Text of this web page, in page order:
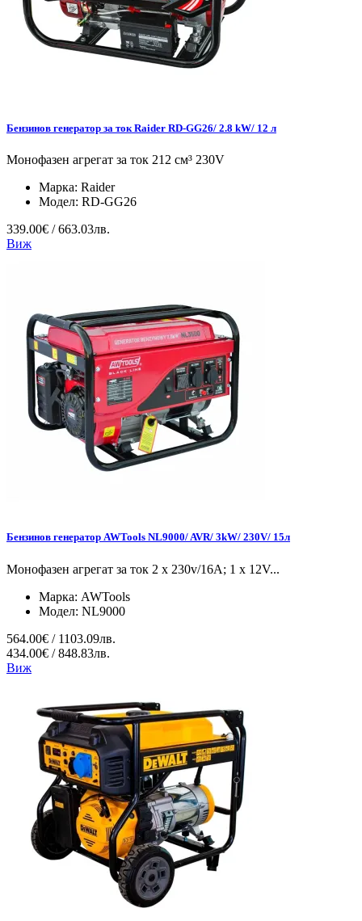
Бензинов генератор за ток Raider RD-GG26/ 2.8 kW/ 12 л
Монофазен агрегат за ток 212 см³ 230V
Марка: Raider
Модел: RD-GG26
339.00€ / 663.03лв.
Виж
Бензинов генератор AWTools NL9000/ AVR/ 3kW/ 230V/ 15л
Монофазен агрегат за ток 2 x 230v/16A; 1 x 12V...
Марка: AWTools
Модел: NL9000
564.00€ / 1103.09лв.
434.00€ / 848.83лв.
Виж